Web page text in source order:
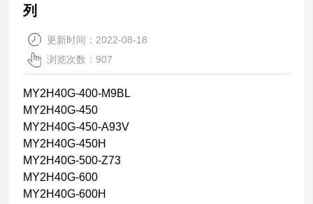
列
更新时间：2022-08-18
浏览次数：907
MY2H40G-400-M9BL
MY2H40G-450
MY2H40G-450-A93V
MY2H40G-450H
MY2H40G-500-Z73
MY2H40G-600
MY2H40G-600H